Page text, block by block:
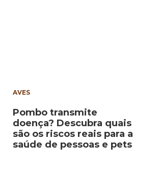
AVES
Pombo transmite
doença? Descubra quais
são os riscos reais para a
saúde de pessoas e pets